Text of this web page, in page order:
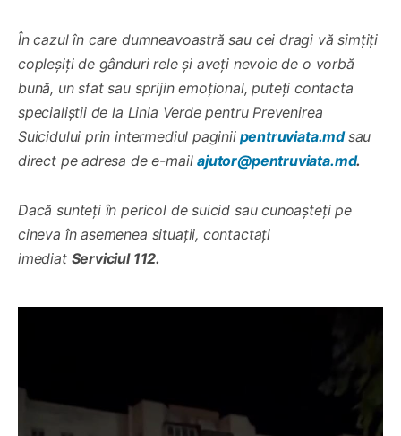
În cazul în care dumneavoastră sau cei dragi vă simțiți
copleșiți de gânduri rele și aveți nevoie de o vorbă
bună, un sfat sau sprijin emoțional, puteți contacta
specialiștii de la Linia Verde pentru Prevenirea
Suicidului prin intermediul paginii pentruviata.mdsau
direct pe adresa de e-mailajutor@pentruviata.md.
Dacă sunteți în pericol de suicid sau cunoașteți pe
cineva în asemenea situații, contactați
imediat Serviciul 112.